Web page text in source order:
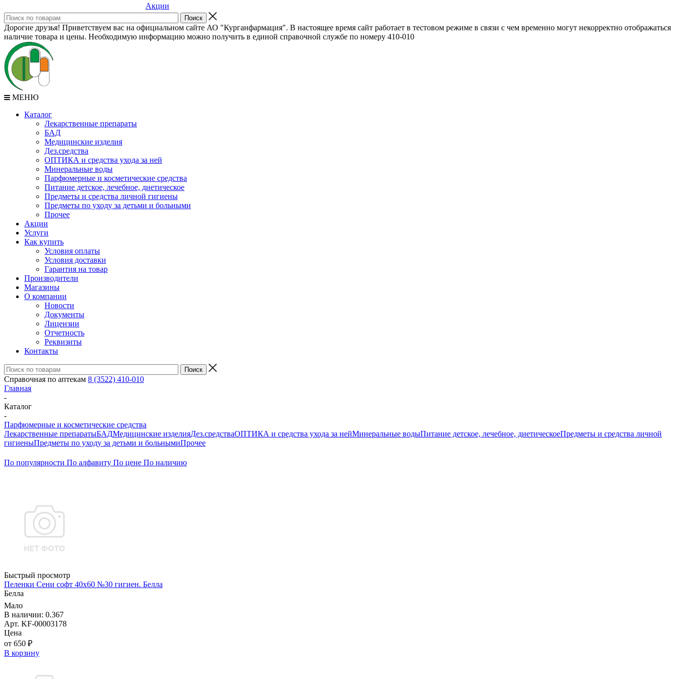
Акции
Дорогие друзья! Приветствуем вас на официальном сайте АО "Курганфармация". В настоящее время сайт работает в тестовом режиме в связи с чем временно могут некорректно отображаться
наличие товара и цены. Необходимую информацию можно получить в единой справочной службе по номеру 410-010
МЕНЮ
Каталог
Лекарственные препараты
БАД
Медицинские изделия
Дез.средства
ОПТИКА и средства ухода за ней
Минеральные воды
Парфюмерные и косметические средства
Питание детское, лечебное, диетическое
Предметы и средства личной гигиены
Предметы по уходу за детьми и больными
Прочее
Акции
Услуги
Как купить
Условия оплаты
Условия доставки
Гарантия на товар
Производители
Магазины
О компании
Новости
Документы
Лицензии
Отчетность
Реквизиты
Контакты
Справочная по аптекам 8 (3522) 410-010
Главная
-
Каталог
-
Парфюмерные и косметические средства
Лекарственные препаратыБАДМедицинские изделияДез.средстваОПТИКА и средства ухода за нейМинеральные водыПитание детское, лечебное, диетическоеПредметы и средства личной
гигиеныПредметы по уходу за детьми и больнымиПрочее
По популярности По алфавиту По цене По наличию
Быстрый просмотр
Пеленки Сени софт 40х60 №30 гигиен. Белла
Белла
Мало
В наличии: 0.367
Арт. KF-00003178
Цена
от 650 ₽
В корзину